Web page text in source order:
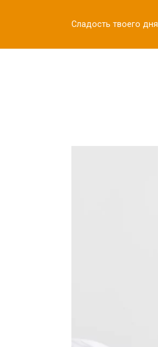
Сладость твоего дня